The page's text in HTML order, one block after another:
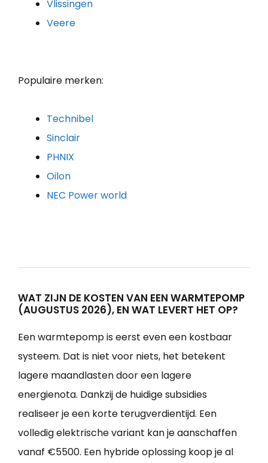
Vlissingen
Veere
Populaire merken:
Technibel
Sinclair
PHNIX
Oilon
NEC Power world
WAT ZIJN DE KOSTEN VAN EEN WARMTEPOMP
(AUGUSTUS 2026), EN WAT LEVERT HET OP?
Een warmtepomp is eerst even een kostbaar
systeem. Dat is niet voor niets, het betekent
lagere maandlasten door een lagere
energienota. Dankzij de huidige subsidies
realiseer je een korte terugverdientijd. Een
volledig elektrische variant kan je aanschaffen
vanaf €5500. Een hybride oplossing koop je al